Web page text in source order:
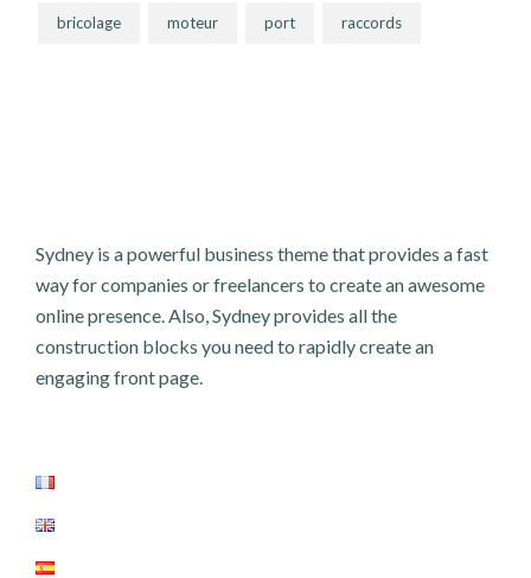
bricolage moteur port raccords
Sydney is a powerful business theme that provides a fast
way for companies or freelancers to create an awesome
online presence. Also, Sydney provides all the
construction blocks you need to rapidly create an
engaging front page.